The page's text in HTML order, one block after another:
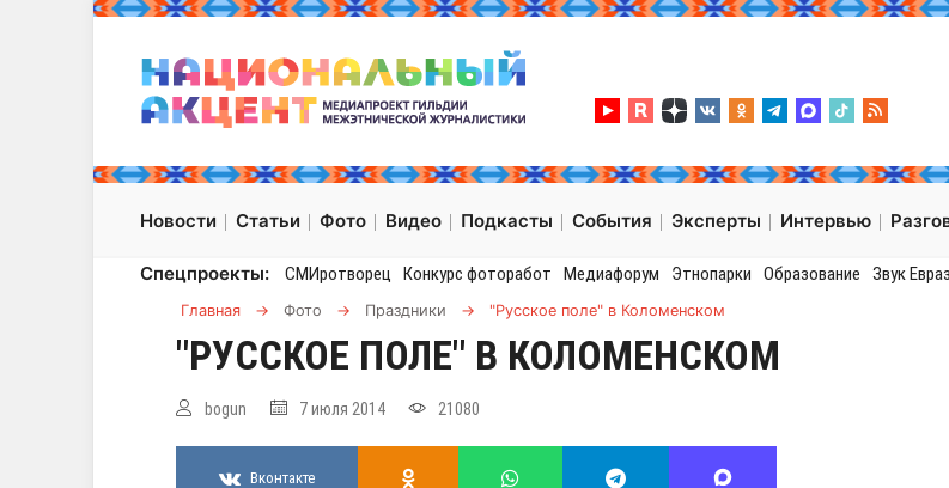
Новости Статьи Фото Видео Подкасты События Эксперты Интервью
Спецпроекты: СМИротворец Конкурс фоторабот Медиафорум Этнопарки Образование Звук
Главная → Фото → Праздники → "Русское поле" в Коломенском
"РУССКОЕ ПОЛЕ" В КОЛОМЕНСКОМ
bogun 7 июля 2014 21080
Вконтакте